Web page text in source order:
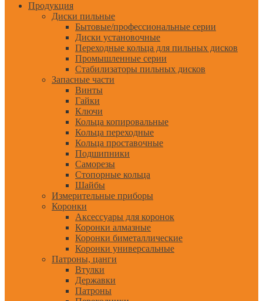
Продукция
Диски пильные
Бытовые/профессиональные серии
Диски установочные
Переходные кольца для пильных дисков
Промышленные серии
Стабилизаторы пильных дисков
Запасные части
Винты
Гайки
Ключи
Кольца копировальные
Кольца переходные
Кольца проставочные
Подшипники
Саморезы
Стопорные кольца
Шайбы
Измерительные приборы
Коронки
Аксессуары для коронок
Коронки алмазные
Коронки биметаллические
Коронки универсальные
Патроны, цанги
Втулки
Державки
Патроны